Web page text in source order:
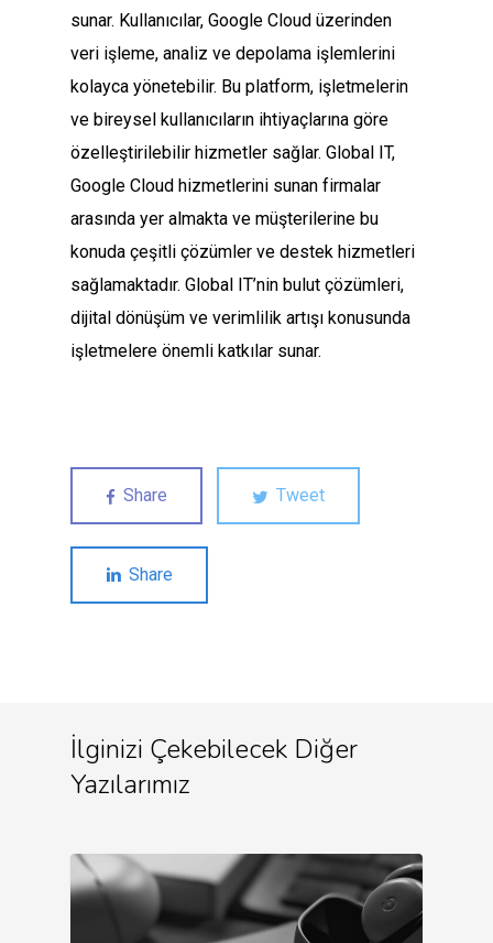
sunar. Kullanıcılar, Google Cloud üzerinden
veri işleme, analiz ve depolama işlemlerini
kolayca yönetebilir. Bu platform, işletmelerin
ve bireysel kullanıcıların ihtiyaçlarına göre
özelleştirilebilir hizmetler sağlar. Global IT,
Google Cloud hizmetlerini sunan firmalar
arasında yer almakta ve müşterilerine bu
konuda çeşitli çözümler ve destek hizmetleri
sağlamaktadır. Global IT’nin bulut çözümleri,
dijital dönüşüm ve verimlilik artışı konusunda
işletmelere önemli katkılar sunar.
Share Tweet
Share
İlginizi Çekebilecek Diğer
Yazılarımız